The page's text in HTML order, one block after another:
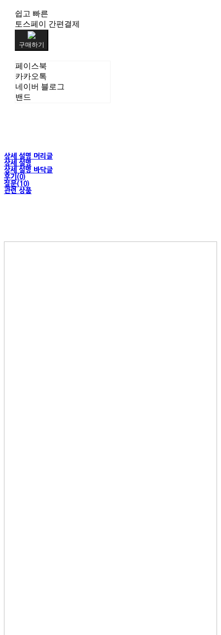
쉽고 빠른
토스페이 간편결제
구매하기
페이스북
카카오톡
네이버 블로그
밴드
상세 설명 머리글
상세 설명
상세 설명 바닥글
후기(0)
질문(10)
관련 상품